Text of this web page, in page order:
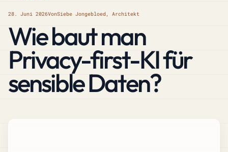
28. Juni 2026VonSiebe Jongebloed, Architekt
Wie baut man
Privacy-first-KI für
sensible Daten?